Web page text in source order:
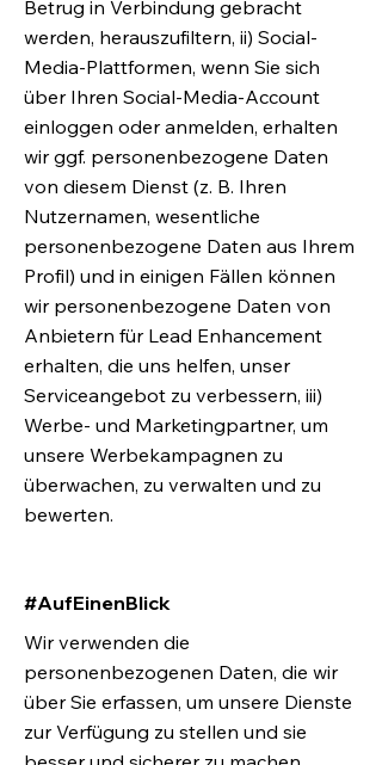
Betrug in Verbindung gebracht
werden, herauszufiltern, ii) Social-
Media-Plattformen, wenn Sie sich
über Ihren Social-Media-Account
einloggen oder anmelden, erhalten
wir ggf. personenbezogene Daten
von diesem Dienst (z. B. Ihren
Nutzernamen, wesentliche
personenbezogene Daten aus Ihrem
Profil) und in einigen Fällen können
wir personenbezogene Daten von
Anbietern für Lead Enhancement
erhalten, die uns helfen, unser
Serviceangebot zu verbessern, iii)
Werbe- und Marketingpartner, um
unsere Werbekampagnen zu
überwachen, zu verwalten und zu
bewerten.
#AufEinenBlick
Wir verwenden die
personenbezogenen Daten, die wir
über Sie erfassen, um unsere Dienste
zur Verfügung zu stellen und sie